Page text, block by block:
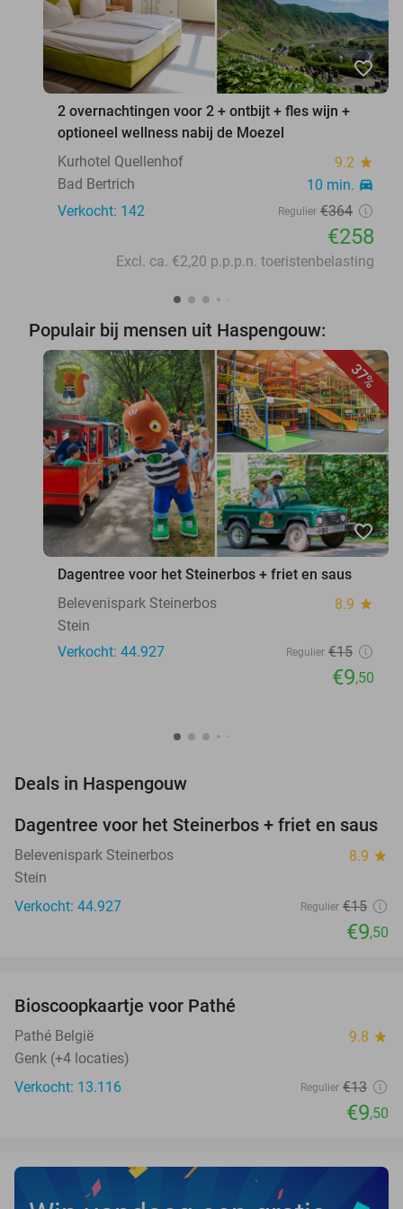
favorite_border
2 overnachtingen voor 2 + ontbijt + fles wijn +
optioneel wellness nabij de Moezel
Kurhotel Quellenhof
9.2 star
Bad Bertrich 10 min. directions_car
Verkocht: 142 Regulier €364
€258
Excl. ca. €2,20 p.p.p.n. toeristenbelasting
Populair bij mensen uit Haspengouw:
37%
favorite_border
Dagentree voor het Steinerbos + friet en saus
Belevenispark Steinerbos
8.9 star
Stein
Verkocht: 44.927
Regulier €15
€9,50
Deals in Haspengouw
37%
Dagentree voor het Steinerbos + friet en saus
Belevenispark Steinerbos 8.9 star
Stein
Verkocht: 44.927
Regulier €15
€9,50
Bioscoopkaartje voor Pathé
Pathé België 9.8 star
Genk (+4 locaties)
Verkocht: 13.116
Regulier €13
€9,50